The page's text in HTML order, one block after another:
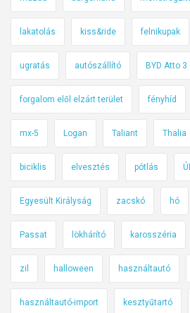
lakatolás kiss&ride felnikupak
ugratás autószállító BYD Atto 3
forgalom elől elzárt terület fényhíd
mx-5 Logan Taliant Thalia
biciklis elvesztés pótlás
Egyesült Királyság zacskó hó
Passat lökhárító karosszéria
zil halloween használtautó
használtautó-import kesztyűtartó